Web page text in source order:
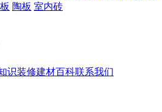
陶板 室内砖
识装修建材百科联系我们